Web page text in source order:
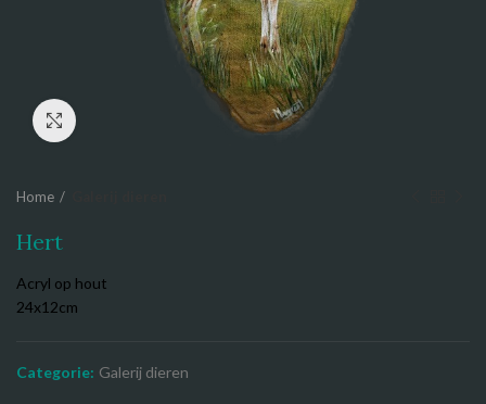
Home
Hert
Acryl op hout
24x12cm
Categorie: Galerij dieren